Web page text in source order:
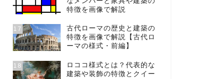
特徴を画像で解説
17
古代ローマの歴史と建築の
特徴を画像で解説【古代ロ
ーマの様式・前編】
18
ロココ様式とは？代表的な
建築や装飾の特徴とクイー